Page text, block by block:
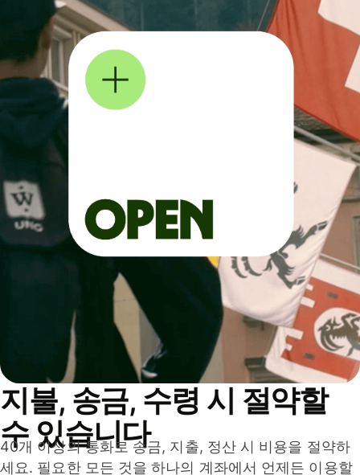
지불, 송금, 수령 시 절약할
수 있습니다
40개 이상의 통화로 송금, 지출, 정산 시 비용을 절약하
세요. 필요한 모든 것을 하나의 계좌에서 언제든 이용할